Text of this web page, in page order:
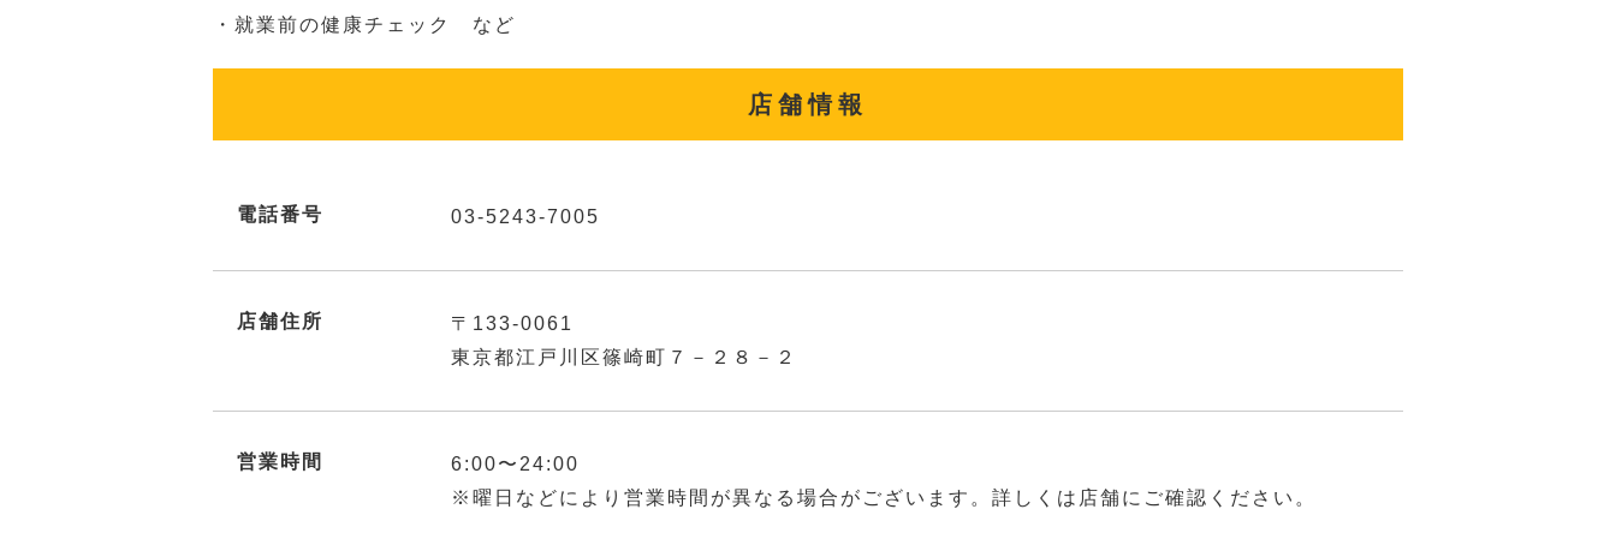
・就業前の健康チェック など
店舗情報
電話番号 03-5243-7005
店舗住所
〒133-0061
東京都江戸川区篠崎町７－２８－２
営業時間
6:00〜24:00
※曜日などにより営業時間が異なる場合がございます。詳しくは店舗にご確認ください。